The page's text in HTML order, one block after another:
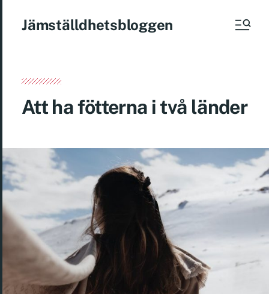
Jämställdhetsbloggen
Att ha fötterna i två länder